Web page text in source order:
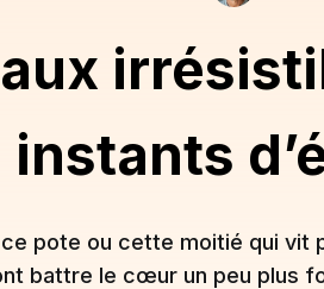
instants
pote ou cette moitié qui vit
battre le cœur un peu plus